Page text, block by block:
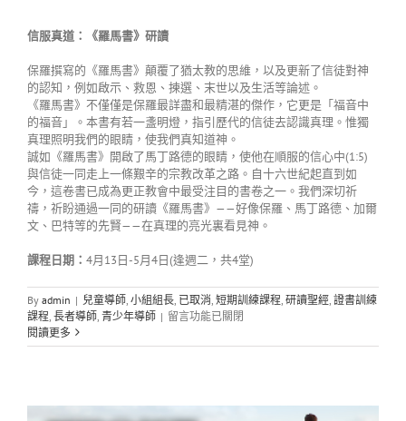
信服真道：《羅馬書》研讀
保羅撰寫的《羅馬書》顛覆了猶太教的思維，以及更新了信徒對神
的認知，例如啟示、救恩、揀選、末世以及生活等論述。
《羅馬書》不僅僅是保羅最詳盡和最精湛的傑作，它更是「福音中
的福音」。本書有若一盞明燈，指引歷代的信徒去認識真理。惟獨
真理照明我們的眼睛，使我們真知道神。
誠如《羅馬書》開啟了馬丁路德的眼睛，使他在順服的信心中(1:5)
與信徒一同走上一條艱辛的宗教改革之路。自十六世紀起直到如
今，這卷書已成為更正教會中最受注目的書卷之一。我們深切祈
禱，祈盼通過一同的研讀《羅馬書》——好像保羅、馬丁路德、加爾
文、巴特等的先賢——在真理的亮光裏看見神。
課程日期： 4月13日-5月4日(逢週二，共4堂)
By admin | 兒童導師 小組組長 已取消 短期訓練課程 研讀聖經 證書訓練
課程 長者導師 青少年導師 | 在
認
中
留言功能已關閉
閱讀更多